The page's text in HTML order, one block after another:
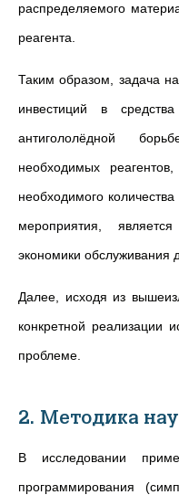
распределяемого
реагента.
Таким образом, задача
инвестиций в
антигололёдной
необходимых
необходимого
мероприятия,
экономики обслуживания
Далее, исходя из
конкретной реализации
проблеме.
2. Методика
В исследовании
программирования